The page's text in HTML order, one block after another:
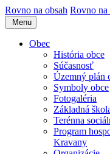
Rovno na obsah Rovno na
Menu
Obec
História obce
Súčasnosť
Územný plán
Symboly obce
Fotogaléria
Základná
Terénna
Program
Kravany